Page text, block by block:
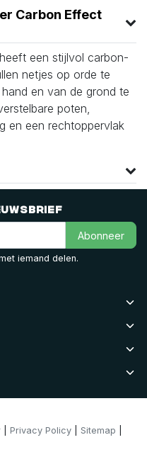
Carbon Effect
een stijlvol carbon-
netjes op orde te
en van de grond te
poten,
en een rechtoppervlak
Abonneer
iemand delen.
Privacy Policy Sitemap